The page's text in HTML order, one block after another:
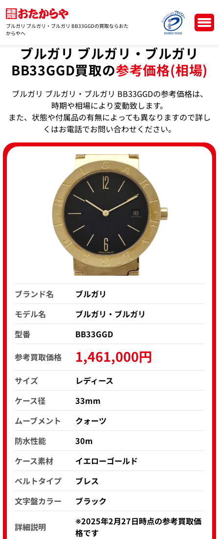
ブルガリ ブルガリ・ブルガリ BB33GGDの買取ならおた
からやへ
ブルガリ ブルガリ・ブルガリ
BB33GGD買取の参考価格(相場)
ブルガリ ブルガリ・ブルガリ BB33GGDの参考価格は、
時期や相場により変動致します。
また、状態や付属品の有無によっても異なりますので詳し
くはお電話でお問い合わせください。
ブランド名
ブルガリ
モデル名
ブルガリ・ブルガリ
型番
BB33GGD
参考買取価格
1,461,000円
サイズ
レディース
ケース径
33mm
ムーブメント
クォーツ
防水性能
30m
ケース素材
イエローゴールド
ベルトタイプ
ブレス
文字盤カラー
ブラック
詳細説明
※2025年2月27日時点の参考買取価
格です